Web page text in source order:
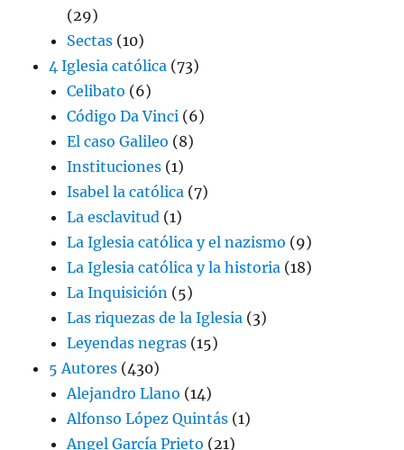
(29)
Sectas (10)
4 Iglesia católica (73)
Celibato (6)
Código Da Vinci (6)
El caso Galileo (8)
Instituciones (1)
Isabel la católica (7)
La esclavitud (1)
La Iglesia católica y el nazismo (9)
La Iglesia católica y la historia (18)
La Inquisición (5)
Las riquezas de la Iglesia (3)
Leyendas negras (15)
5 Autores (430)
Alejandro Llano (14)
Alfonso López Quintás (1)
Angel García Prieto (21)